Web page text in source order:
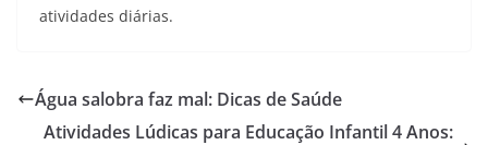
atividades diárias.
Água salobra faz mal: Dicas de Saúde
Atividades Lúdicas para Educação Infantil 4 Anos: